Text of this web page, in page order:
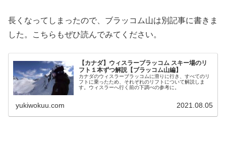
長くなってしまったので、ブラッコム山は別記事に書きま
した。こちらもぜひ読んでみてください。
【カナダ】ウィスラーブラッコム スキー場のリ
フト１本ずつ解説【ブラッコム山編】
カナダのウィスラーブラッコムに滑りに行き、すべてのリ
フトに乗ったため、それぞれのリフトについて解説しま
す。ウィスラーへ行く前の下調べの参考に。
yukiwokuu.com 2021.08.05